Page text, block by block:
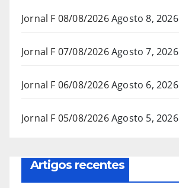
Jornal F 08/08/2026Agosto 8, 2026
Jornal F 07/08/2026Agosto 7, 2026
Jornal F 06/08/2026Agosto 6, 2026
Jornal F 05/08/2026Agosto 5, 2026
Artigos recentes